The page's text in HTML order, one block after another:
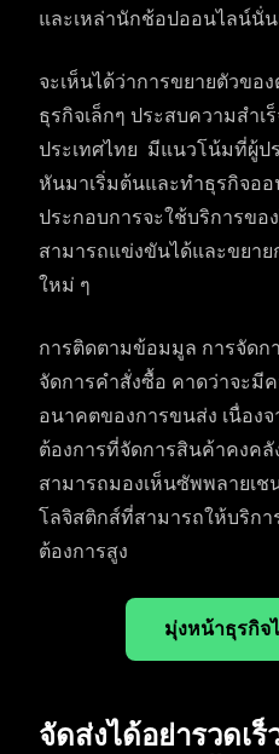
และเหล่านักช้อปออนไลน์นั่น
จะเห็นได้ว่าการขยายตัวขอ
ธุรกิจเล็กๆ ประสบความสำเ
ประเทศไทย มีแนวโน้มที่ผู้ป
หันมาเริ่มต้นและทำธุรกิจออ
ประกอบการจะใช้บริการขอ
สามารถแข่งขันได้และขยาย
ใหม่ ๆ
การติดตามข้อมมูล การจัดก
จัดการคำสั่งซื้อ คาดว่าจะ
อนาคตของการขนส่ง เนื่อง
ต้องการที่จัดการสินค้าคงคลั
สามารถมองเห็นซัพพลายเช
โลจิสติกส์ที่สามารถให้บริกา
ต้องการสูง
มุ่งหน้าธุรกิจ
จัดส่งได้อย่ารวดเ